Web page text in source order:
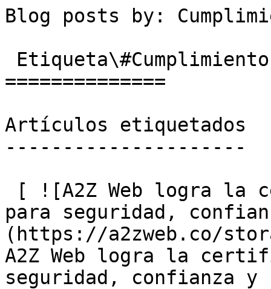
Blog posts by:
==============
Artículos etiquetados
---------------------
para seguridad,
(https://a2zweb.co/
A2Z Web logra la
seguridad, confianza y